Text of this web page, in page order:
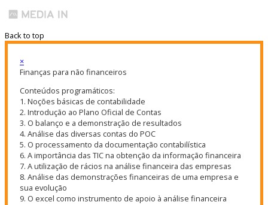
Back to top
×
Finanças para não financeiros
Conteúdos programáticos:
1. Noções básicas de contabilidade
2. Introdução ao Plano Oficial de Contas
3. O balanço e a demonstração de resultados
4. Análise das diversas contas do POC
5. O processamento da documentação contabilística
6. A importância das TIC na obtenção da informação financeira
7. A utilização de rácios na análise financeira das empresas
8. Análise das demonstrações financeiras de uma empresa e
sua evolução
9. O excel como instrumento de apoio à análise financeira